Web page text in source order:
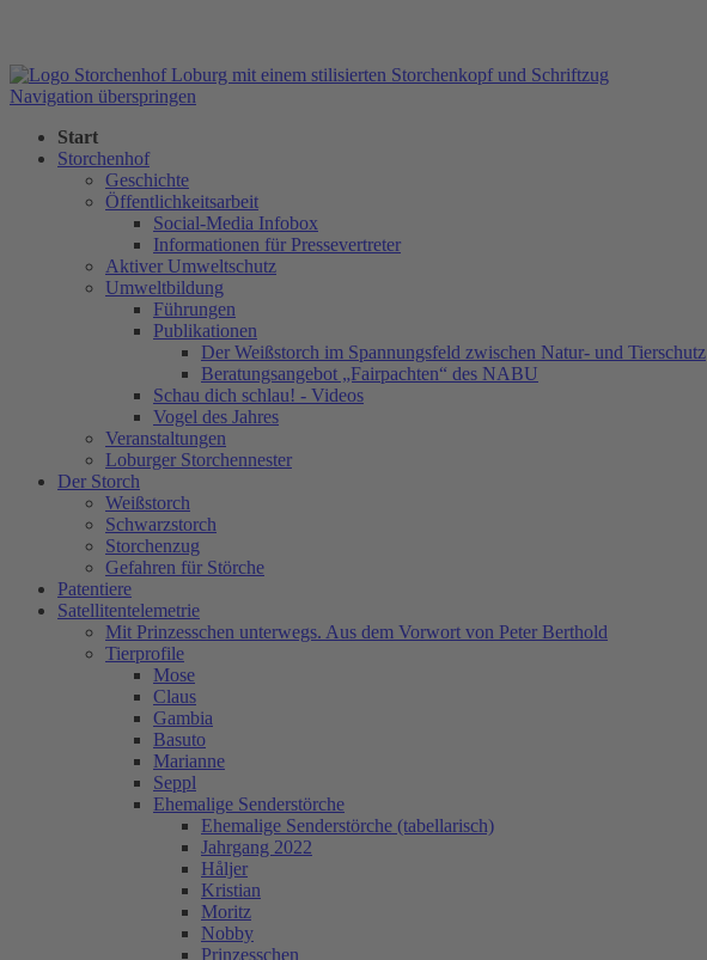
Navigation überspringen
Start
Storchenhof
Geschichte
Öffentlichkeitsarbeit
Social-Media Infobox
Informationen für Pressevertreter
Aktiver Umweltschutz
Umweltbildung
Führungen
Publikationen
Der Weißstorch im Spannungsfeld zwischen Natur- und Tierschutz
Beratungsangebot „Fairpachten“ des NABU
Schau dich schlau! - Videos
Vogel des Jahres
Veranstaltungen
Loburger Storchennester
Der Storch
Weißstorch
Schwarzstorch
Storchenzug
Gefahren für Störche
Patentiere
Satellitentelemetrie
Mit Prinzesschen unterwegs. Aus dem Vorwort von Peter Berthold
Tierprofile
Mose
Claus
Gambia
Basuto
Marianne
Seppl
Ehemalige Senderstörche
Ehemalige Senderstörche (tabellarisch)
Jahrgang 2022
Håljer
Kristian
Moritz
Nobby
Prinzesschen